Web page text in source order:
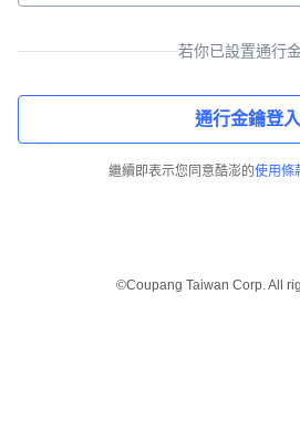
若你已設置通行
通行金鑰登入
繼續即表示您同意酷澎的使用條
©Coupang Taiwan Corp. All